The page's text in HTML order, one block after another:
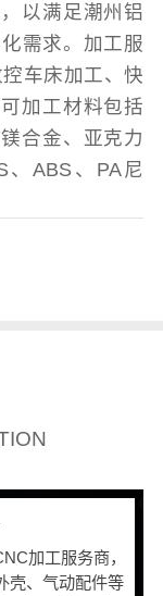
以满足潮州铝
需求。加工服
车床加工、快
加工材料包括
合金、亚克力
、ABS、PA尼
加工服务商，
壳、气动配件等